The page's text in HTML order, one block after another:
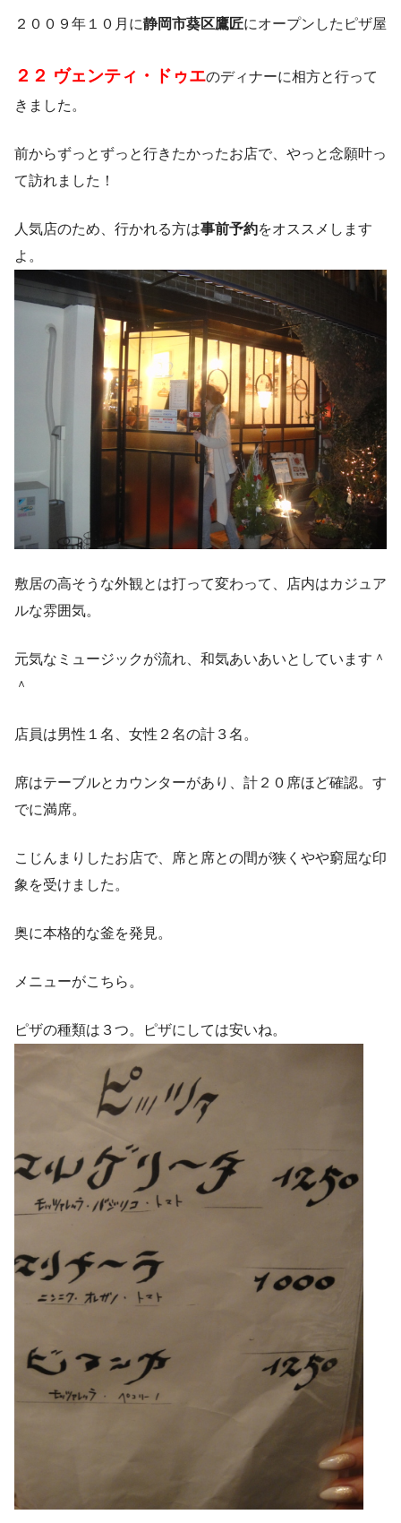
２００９年１０月に静岡市葵区鷹匠にオープンしたピザ屋
２２ ヴェンティ・ドゥエのディナーに相方と行って
きました。
前からずっとずっと行きたかったお店で、やっと念願叶っ
て訪れました！
人気店のため、行かれる方は事前予約をオススメします
よ。
敷居の高そうな外観とは打って変わって、店内はカジュア
ルな雰囲気。
元気なミュージックが流れ、和気あいあいとしています＾
＾
店員は男性１名、女性２名の計３名。
席はテーブルとカウンターがあり、計２０席ほど確認。す
でに満席。
こじんまりしたお店で、席と席との間が狭くやや窮屈な印
象を受けました。
奥に本格的な釜を発見。
メニューがこちら。
ピザの種類は３つ。ピザにしては安いね。